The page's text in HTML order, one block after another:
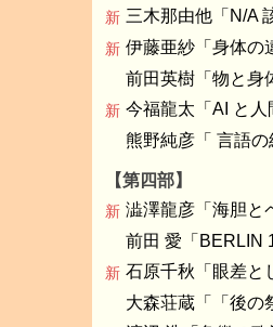
新 三木那由他「N/A
新 伊藤亜紗「身体の
前田英樹「物と身
新 今福龍太「AI と人
熊野純彦「 言語の
【第四部】
新 澁澤龍彦「海胆と
前田 愛「BERLIN
新 石原千秋「眼差
大森荘蔵「「後